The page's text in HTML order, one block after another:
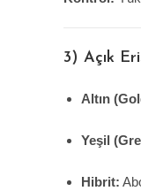
3) Açık
Altın
Yeşil
Hibrit: